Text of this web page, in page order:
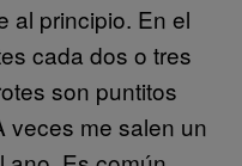
al principio. En el
cada dos o tres
son puntitos
veces me salen un